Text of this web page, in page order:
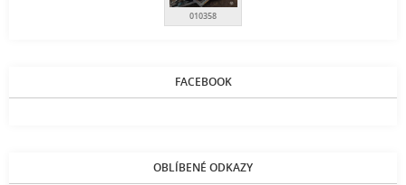
010358
FACEBOOK
OBLÍBENÉ ODKAZY